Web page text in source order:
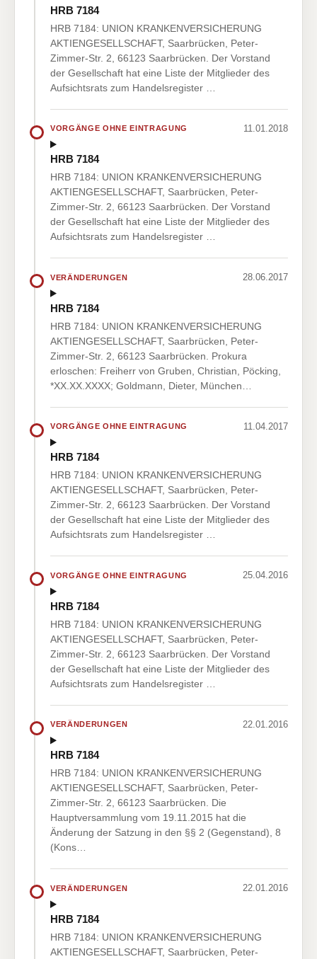
HRB 7184
HRB 7184: UNION KRANKENVERSICHERUNG
AKTIENGESELLSCHAFT, Saarbrücken, Peter-
Zimmer-Str. 2, 66123 Saarbrücken. Der Vorstand
der Gesellschaft hat eine Liste der Mitglieder des
Aufsichtsrats zum Handelsregister …
VORGÄNGE OHNE EINTRAGUNG 11.01.2018
HRB 7184
HRB 7184: UNION KRANKENVERSICHERUNG
AKTIENGESELLSCHAFT, Saarbrücken, Peter-
Zimmer-Str. 2, 66123 Saarbrücken. Der Vorstand
der Gesellschaft hat eine Liste der Mitglieder des
Aufsichtsrats zum Handelsregister …
VERÄNDERUNGEN 28.06.2017
HRB 7184
HRB 7184: UNION KRANKENVERSICHERUNG
AKTIENGESELLSCHAFT, Saarbrücken, Peter-
Zimmer-Str. 2, 66123 Saarbrücken. Prokura
erloschen: Freiherr von Gruben, Christian, Pöcking,
*XX.XX.XXXX; Goldmann, Dieter, München…
VORGÄNGE OHNE EINTRAGUNG 11.04.2017
HRB 7184
HRB 7184: UNION KRANKENVERSICHERUNG
AKTIENGESELLSCHAFT, Saarbrücken, Peter-
Zimmer-Str. 2, 66123 Saarbrücken. Der Vorstand
der Gesellschaft hat eine Liste der Mitglieder des
Aufsichtsrats zum Handelsregister …
VORGÄNGE OHNE EINTRAGUNG 25.04.2016
HRB 7184
HRB 7184: UNION KRANKENVERSICHERUNG
AKTIENGESELLSCHAFT, Saarbrücken, Peter-
Zimmer-Str. 2, 66123 Saarbrücken. Der Vorstand
der Gesellschaft hat eine Liste der Mitglieder des
Aufsichtsrats zum Handelsregister …
VERÄNDERUNGEN 22.01.2016
HRB 7184
HRB 7184: UNION KRANKENVERSICHERUNG
AKTIENGESELLSCHAFT, Saarbrücken, Peter-
Zimmer-Str. 2, 66123 Saarbrücken. Die
Hauptversammlung vom 19.11.2015 hat die
Änderung der Satzung in den §§ 2 (Gegenstand), 8
(Kons…
VERÄNDERUNGEN 22.01.2016
HRB 7184
HRB 7184: UNION KRANKENVERSICHERUNG
AKTIENGESELLSCHAFT, Saarbrücken, Peter-